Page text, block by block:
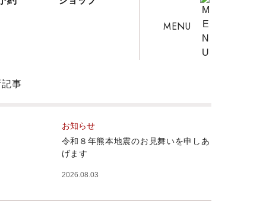
MENU
事
お知らせ
令和８年熊本地震のお見舞いを申しあ
げます
2026.08.03